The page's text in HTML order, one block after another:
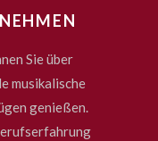
Sie über
musikalische
genießen.